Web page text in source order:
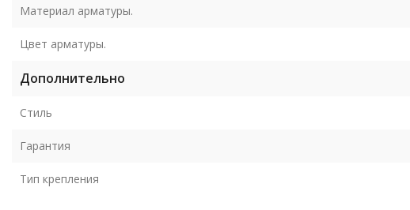
Материал арматуры.
Цвет арматуры.
Дополнительно
Стиль
Гарантия
Тип крепления